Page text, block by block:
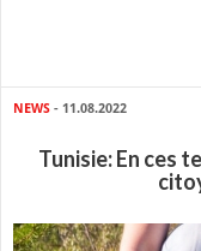
NEWS - 11.08.2022
Tunisie: En ces